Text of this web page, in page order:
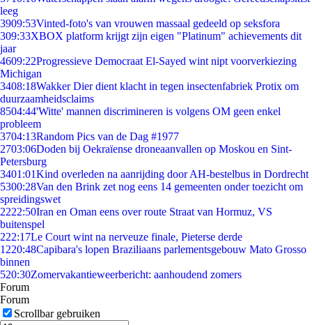
leeg
3909:53Vinted-foto's van vrouwen massaal gedeeld op seksfora
309:33XBOX platform krijgt zijn eigen "Platinum" achievements dit
jaar
4609:22Progressieve Democraat El-Sayed wint nipt voorverkiezing
Michigan
3408:18Wakker Dier dient klacht in tegen insectenfabriek Protix om
duurzaamheidsclaims
8504:44'Witte' mannen discrimineren is volgens OM geen enkel
probleem
3704:13Random Pics van de Dag #1977
2703:06Doden bij Oekraïense droneaanvallen op Moskou en Sint-
Petersburg
3401:01Kind overleden na aanrijding door AH-bestelbus in Dordrecht
5300:28Van den Brink zet nog eens 14 gemeenten onder toezicht om
spreidingswet
2222:50Iran en Oman eens over route Straat van Hormuz, VS
buitenspel
222:17Le Court wint na nerveuze finale, Pieterse derde
1220:48Capibara's lopen Braziliaans parlementsgebouw Mato Grosso
binnen
520:30Zomervakantieweerbericht: aanhoudend zomers
Forum
Forum
Scrollbar gebruiken